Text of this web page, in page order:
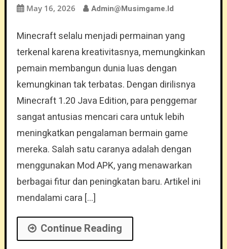
May 16, 2026 Admin@musimgame.id
Minecraft selalu menjadi permainan yang
terkenal karena kreativitasnya, memungkinkan
pemain membangun dunia luas dengan
kemungkinan tak terbatas. Dengan dirilisnya
Minecraft 1.20 Java Edition, para penggemar
sangat antusias mencari cara untuk lebih
meningkatkan pengalaman bermain game
mereka. Salah satu caranya adalah dengan
menggunakan Mod APK, yang menawarkan
berbagai fitur dan peningkatan baru. Artikel ini
mendalami cara […]
Continue Reading